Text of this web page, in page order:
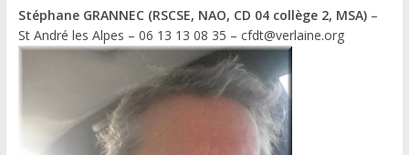
Stéphane GRANNEC (RSCSE, NAO, CD 04 collège 2, MSA)–
St André les Alpes – 06 13 13 08 35 – cfdt@verlaine.org